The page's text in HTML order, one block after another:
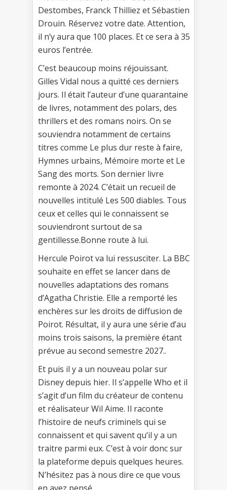
Destombes, Franck Thilliez et Sébastien
Drouin. Réservez votre date. Attention,
il n’y aura que 100 places. Et ce sera à 35
euros l’entrée.
C’est beaucoup moins réjouissant.
Gilles Vidal nous a quitté ces derniers
jours. Il était l’auteur d’une quarantaine
de livres, notamment des polars, des
thrillers et des romans noirs. On se
souviendra notamment de certains
titres comme Le plus dur reste à faire,
Hymnes urbains, Mémoire morte et Le
Sang des morts. Son dernier livre
remonte à 2024. C’était un recueil de
nouvelles intitulé Les 500 diables. Tous
ceux et celles qui le connaissent se
souviendront surtout de sa
gentillesse.Bonne route à lui.
Hercule Poirot va lui ressusciter. La BBC
souhaite en effet se lancer dans de
nouvelles adaptations des romans
d’Agatha Christie. Elle a remporté les
enchères sur les droits de diffusion de
Poirot. Résultat, il y aura une série d’au
moins trois saisons, la première étant
prévue au second semestre 2027..
Et puis il y a un nouveau polar sur
Disney depuis hier. Il s’appelle Who et il
s’agit d’un film du créateur de contenu
et réalisateur Wil Aime. Il raconte
l’histoire de neufs criminels qui se
connaissent et qui savent qu’il y a un
traitre parmi eux. C’est à voir donc sur
la plateforme depuis quelques heures.
N’hésitez pas à nous dire ce que vous